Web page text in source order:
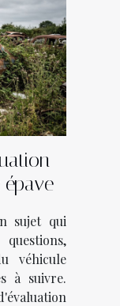
sujet qui
véhicule
à suivre.